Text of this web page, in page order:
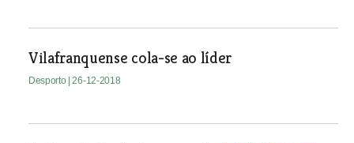
Vilafranquense cola-se ao líder
Desporto | 26-12-2018